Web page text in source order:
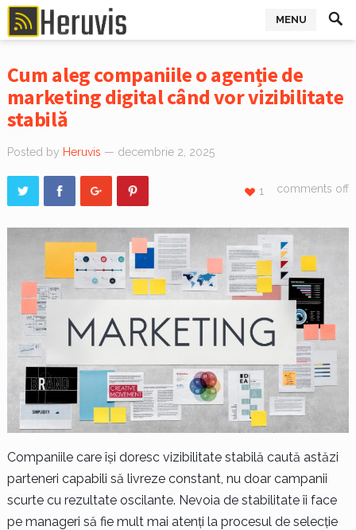
MENU
Cum aleg companiile o agenție de
marketing digital când vor vizibilitate
stabilă
Posted by Heruvis — decembrie 2, 2025
comments off
1
Companiile care își doresc vizibilitate stabilă caută astăzi
parteneri capabili să livreze constant, nu doar campanii
scurte cu rezultate oscilante. Nevoia de stabilitate îi face
pe manageri să fie mult mai atenți la procesul de selecție